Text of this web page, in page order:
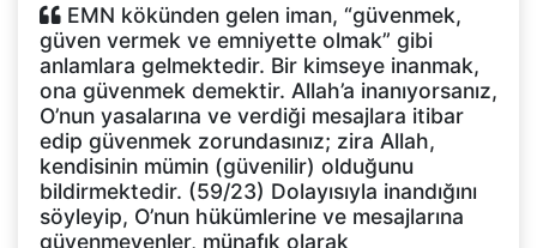
EMN kökünden gelen iman, “güvenmek,
güven vermek ve emniyette olmak” gibi
anlamlara gelmektedir. Bir kimseye inanmak,
ona güvenmek demektir. Allah’a inanıyorsanız,
O’nun yasalarına ve verdiği mesajlara itibar
edip güvenmek zorundasınız; zira Allah,
kendisinin mümin (güvenilir) olduğunu
bildirmektedir. (59/23) Dolayısıyla inandığını
söyleyip, O’nun hükümlerine ve mesajlarına
güvenmeyenler, münafık olarak